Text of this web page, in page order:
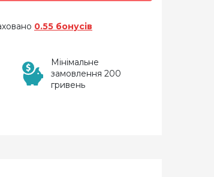
0.55 бонусів
Мінімальне
замовлення 200
гривень